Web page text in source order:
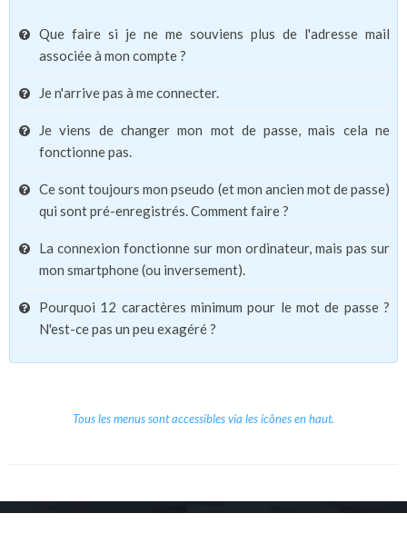
Que faire si je ne me souviens plus de l'adresse mail
associée à mon compte ?
Je n'arrive pas à me connecter.
Je viens de changer mon mot de passe, mais cela ne
fonctionne pas.
Ce sont toujours mon pseudo (et mon ancien mot de passe)
qui sont pré-enregistrés. Comment faire ?
La connexion fonctionne sur mon ordinateur, mais pas sur
mon smartphone (ou inversement).
Pourquoi 12 caractères minimum pour le mot de passe ?
N'est-ce pas un peu exagéré ?
Tous les menus sont accessibles via les icônes en haut.